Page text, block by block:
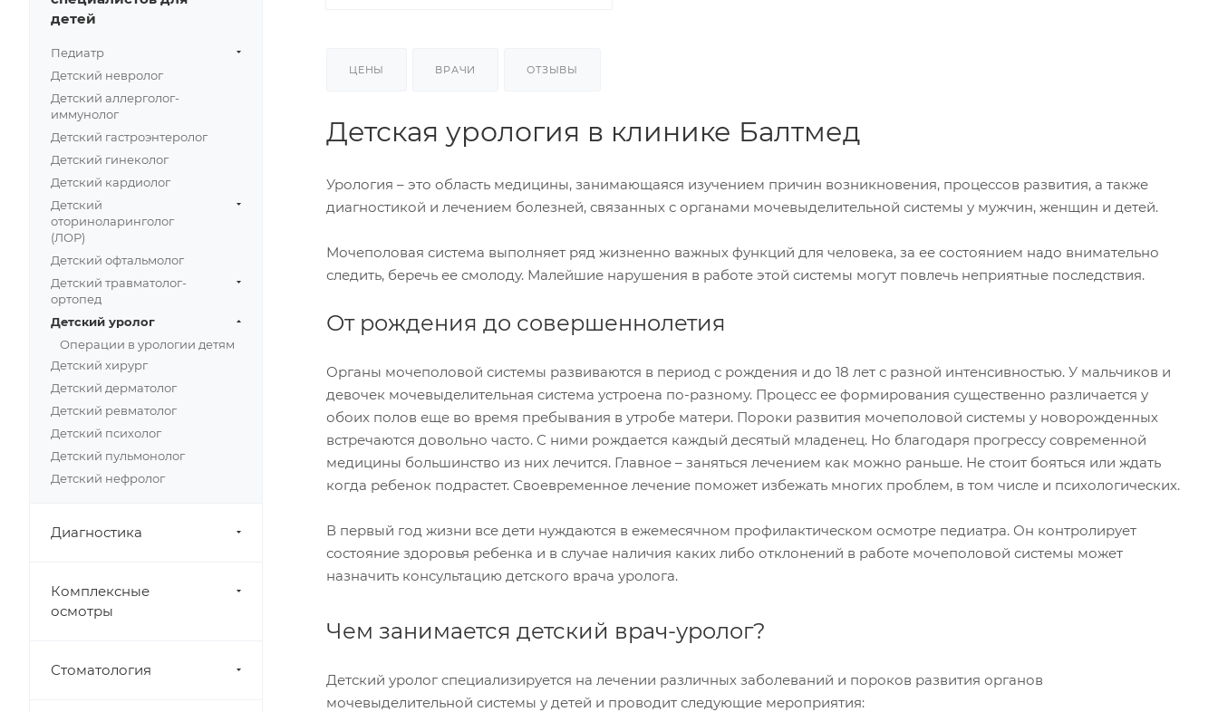
детей
Педиатр
Детский невролог
Детский аллерголог-
иммунолог
Детский гастроэнтеролог
Детский гинеколог
Детский кардиолог
Детский
оториноларинголог
(ЛОР)
Детский офтальмолог
Детский травматолог-
ортопед
Детский уролог
Операции в урологии детям
Детский хирург
Детский дерматолог
Детский ревматолог
Детский психолог
Детский пульмонолог
Детский нефролог
Диагностика
Комплексные
осмотры
Стоматология
ЦЕНЫ ВРАЧИ ОТЗЫВЫ
Детская урология в клинике Балтмед
Урология – это область медицины, занимающаяся изучением причин возникновения, процессов развития, а также
диагностикой и лечением болезней, связанных с органами мочевыделительной системы у мужчин, женщин и детей.
Мочеполовая система выполняет ряд жизненно важных функций для человека, за ее состоянием надо внимательно
следить, беречь ее смолоду. Малейшие нарушения в работе этой системы могут повлечь неприятные последствия.
От рождения до совершеннолетия
Органы мочеполовой системы развиваются в период с рождения и до 18 лет с разной интенсивностью. У мальчиков и
девочек мочевыделительная система устроена по-разному. Процесс ее формирования существенно различается у
обоих полов еще во время пребывания в утробе матери. Пороки развития мочеполовой системы у новорожденных
встречаются довольно часто. С ними рождается каждый десятый младенец. Но благодаря прогрессу современной
медицины большинство из них лечится. Главное – заняться лечением как можно раньше. Не стоит бояться или ждать
когда ребенок подрастет. Своевременное лечение поможет избежать многих проблем, в том числе и психологических.
В первый год жизни все дети нуждаются в ежемесячном профилактическом осмотре педиатра. Он контролирует
состояние здоровья ребенка и в случае наличия каких либо отклонений в работе мочеполовой системы может
назначить консультацию детского врача уролога.
Чем занимается детский врач-уролог?
Детский уролог специализируется на лечении различных заболеваний и пороков развития органов
мочевыделительной системы у детей и проводит следующие мероприятия: